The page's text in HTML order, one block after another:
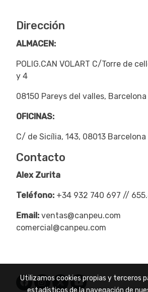
Dirección
ALMACEN:
POLIG.CAN VOLART C/Torre de
y 4
08150 Pareys del valles, Barcelona
OFICINAS:
C/ de Sicília, 143, 08013 Barcelona
Contacto
Alex Zurita
Teléfono: +34 932 740 697 //
Email: ventas@canpeu.com
comercial@canpeu.com
Utilizamos cookies propias y terceros
estadísticos de la navegación de